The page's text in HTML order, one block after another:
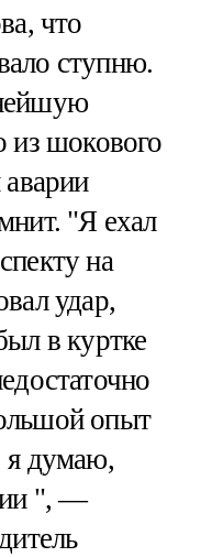
что
ступню.
из шокового
"Я ехал
на
удар,
в куртке
опыт
я думаю,
", —